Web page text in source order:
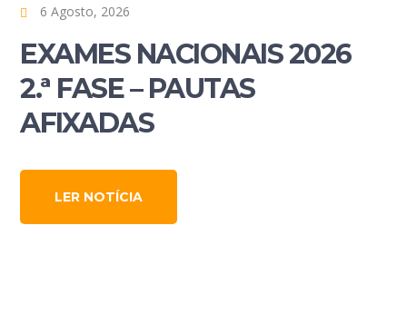
6 Agosto, 2026
EXAMES NACIONAIS 2026
2.ª FASE – PAUTAS
AFIXADAS
LER NOTÍCIA